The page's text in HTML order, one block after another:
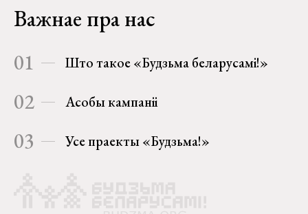
Важнае пра нас
01 Што такое «Будзьма беларусамі!»
02 Асобы кампаніі
03 Усе праекты «Будзьма!»